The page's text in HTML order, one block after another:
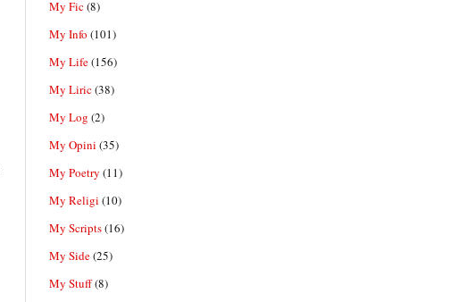
My Fic(8)
My Info (101)
My Life(156)
My Liric(38)
My Log (2)
My Opini (35)
My Poetry (11)
My Religi (10)
My Scripts(16)
My Side(25)
My Stuff(8)